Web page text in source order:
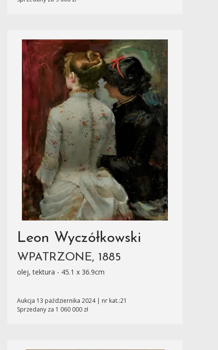
Leon Wyczółkowski
WPATRZONE, 1885
olej, tektura - 45.1 x 36.9cm
Aukcja 13 października 2024 | nr kat.:21
Sprzedany za 1 060 000 zł